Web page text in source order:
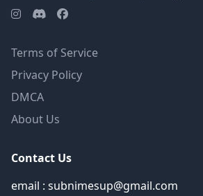
Terms of Service
Privacy Policy
DMCA
About Us
Contact Us
email : subnimesup@gmail.com